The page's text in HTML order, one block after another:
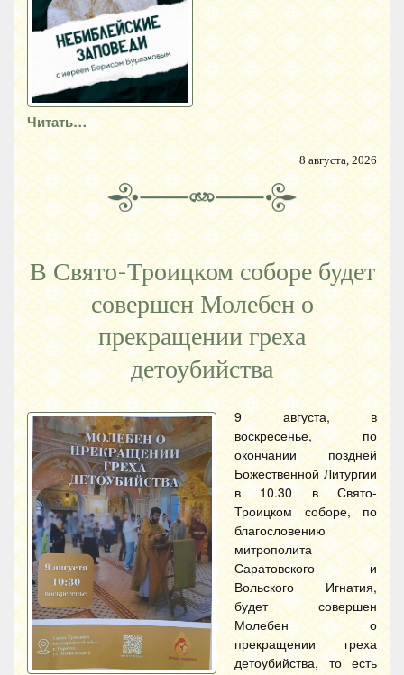
Читать…
8 августа, 2026
В Свято-Троицком соборе будет
совершен Молебен о
прекращении греха
детоубийства
9 августа, в
воскресенье, по
окончании поздней
Божественной Литургии
в 10.30 в Свято-
Троицком соборе, по
благословению
митрополита
Саратовского и
Вольского Игнатия,
будет совершен
Молебен о
прекращении греха
детоубийства, то есть